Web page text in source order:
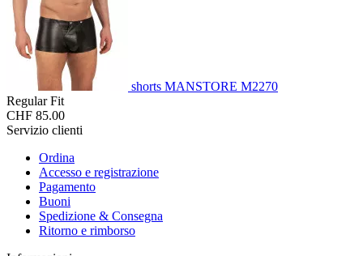
shorts MANSTORE M2270
Regular Fit
CHF 85.00
Servizio clienti
Ordina
Accesso e registrazione
Pagamento
Buoni
Spedizione & Consegna
Ritorno e rimborso